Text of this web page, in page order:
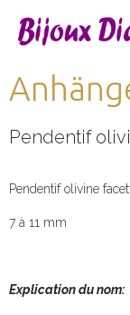
Pendentif
Pendentif olivine
7 à 11 mm
Explication du nom: